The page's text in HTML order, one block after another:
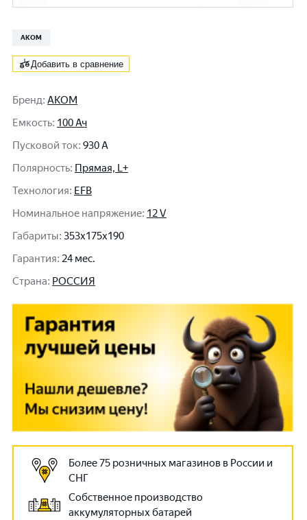
АКОМ
Добавить в сравнение
Бренд: АКОМ
Емкость: 100 Ач
Пусковой ток: 930 A
Полярность: Прямая, L+
Технология: EFB
Номинальное напряжение: 12 V
Габариты: 353x175x190
Гарантия: 24 мес.
Cтрана: РОССИЯ
Более 75 розничных магазинов в России и
СНГ
Собственное производство
аккумуляторных батарей